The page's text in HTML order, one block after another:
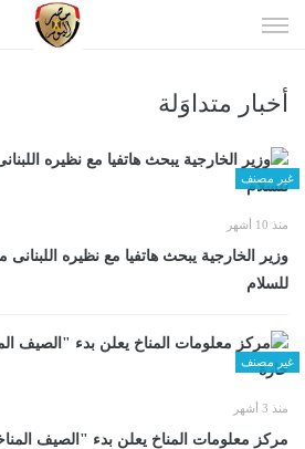
الى
أخبار متداوَلة
غير مصنف
منذ 10 أشهر
وزير الخارجية يبحث هاتفيا مع نظيره
للسلام
غير مصنف
منذ 3 أشهر
مركز معلومات المناخ يعلن بدء "الصيف